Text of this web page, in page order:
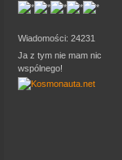
Wiadomości: 24231
Ja z tym nie mam nic
wspólnego!